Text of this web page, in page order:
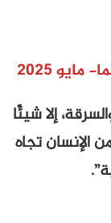
2025
إلا شيئًا
الإنسان تجاه